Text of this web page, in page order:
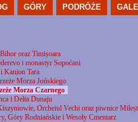
GÓRY PODRÓŻE
oraz Timișoara
i monastyr Sopoćani
Kanion Tara
Morza Jońskiego
Morza Czarnego
i Delta Dunaju
Orcheiul Vechi oraz piwnice
Góry Rodniańskie i Wesoły Cmentarz